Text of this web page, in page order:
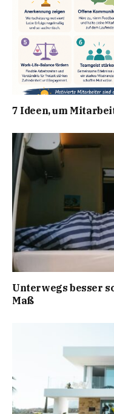
7 Ideen, um
Unterwegs besser
Maß